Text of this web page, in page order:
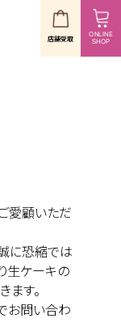
店舗受取 ONLINE
SHOP
愛顧いただ
に恐縮では
生ケーキの
す。
お問い合わ